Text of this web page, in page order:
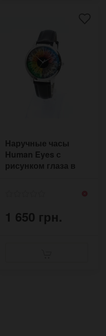
Наручные часы
Human Eyes с
рисунком глаза в
1 650 грн.